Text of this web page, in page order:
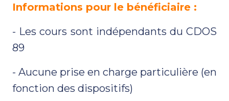
Informations pour le bénéficiaire :
- Les cours sont indépendants du CDOS
89
- Aucune prise en charge particulière (en
fonction des dispositifs)